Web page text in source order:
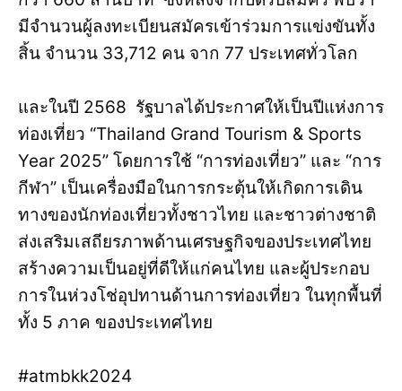
มีจำนวนผู้ลงทะเบียนสมัครเข้าร่วมการแข่งขันทั้ง
สิ้น จำนวน 33,712 คน จาก 77 ประเทศทั่วโลก
และในปี 2568 รัฐบาลได้ประกาศให้เป็นปีแห่งการ
ท่องเที่ยว “Thailand Grand Tourism & Sports
Year 2025” โดยการใช้ “การท่องเที่ยว” และ “การ
กีฬา” เป็นเครื่องมือในการกระตุ้นให้เกิดการเดิน
ทางของนักท่องเที่ยวทั้งชาวไทย และชาวต่างชาติ
ส่งเสริมเสถียรภาพด้านเศรษฐกิจของประเทศไทย
สร้างความเป็นอยู่ที่ดีให้แก่คนไทย และผู้ประกอบ
การในห่วงโช่อุปทานด้านการท่องเที่ยว ในทุกพื้นที่
ทั้ง 5 ภาค ของประเทศไทย
#atmbkk2024